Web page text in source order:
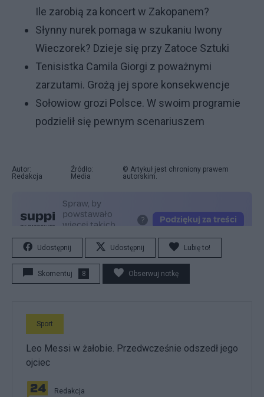
Ile zarobią za koncert w Zakopanem?
Słynny nurek pomaga w szukaniu Iwony
Wieczorek? Dzieje się przy Zatoce Sztuki
Tenisistka Camila Giorgi z poważnymi
zarzutami. Grożą jej spore konsekwencje
Sołowiow grozi Polsce. W swoim programie
podzielił się pewnym scenariuszem
Autor:
Redakcja
Źródło:
Media
© Artykuł jest chroniony prawem
autorskim.
Udostępnij Udostępnij Lubię to!
Skomentuj 8 Obserwuj notkę
Sport
Leo Messi w żałobie. Przedwcześnie odszedł jego
ojciec
Redakcja